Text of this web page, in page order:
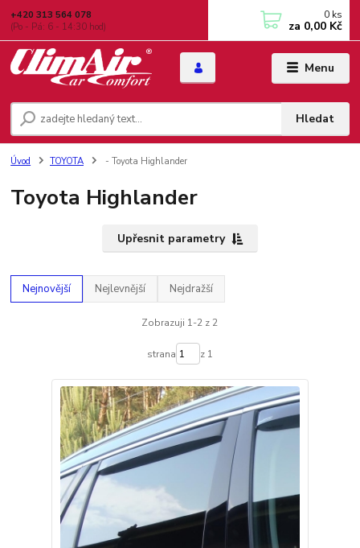
Menu
Hledat
+420 313 564 078
(Po - Pá: 6 - 14:30 hod)
0 ks
za 0,00 Kč
Úvod TOYOTA - Toyota Highlander
Toyota Highlander
Upřesnit parametry
Nejnovější Nejlevnější Nejdražší
Zobrazuji 1-2 z 2
strana z 1